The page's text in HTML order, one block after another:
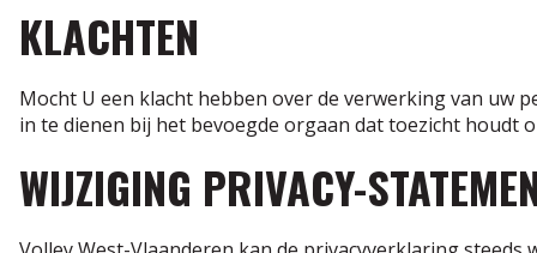
KLACHTEN
Mocht U een klacht hebben over de verwerking van uw
in te dienen bij het bevoegde orgaan dat toezicht houdt
WIJZIGING PRIVACY-